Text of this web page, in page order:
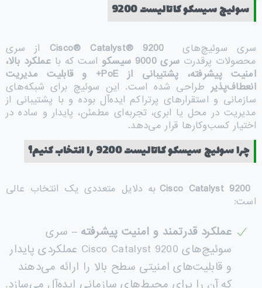
سوئیچ سیسکو کاتالیست 9200
سری سوئیچ‌های Cisco® Catalyst® 9200 از سری
محصولات پرقدرت سری 9000 سیسکو است که با عملکرد بالا،
امنیت پیشرفته، پشتیبانی از PoE+
و قابلیت مدیریت
انعطاف‌پذیر طراحی شده است. این سوئیچ برای شبکه‌های
سازمانی و استقرارهای پرتراکم ایده‌آل بوده و با پشتیبانی از
مدیریت در محل یا ابری، تجربه‌ای مطمئن، پایدار و ساده در
اختیار کسب‌وکارها قرار می‌دهد.
چرا سوئیچ سیسکو کاتالیست 9200 را انتخاب کنیم؟
به دلایل متعددی یک انتخاب عالی
است:
عملکرد قدرتمند و امنیت پیشرفته – سری
سوئیچ‌های Cisco Catalyst 9200 عملکردی پایدار
و قابلیت‌های امنیتی سطح بالا را ارائه می‌دهند
که آن را برای محیط‌های سازمانی ایده‌آل می‌سازد.